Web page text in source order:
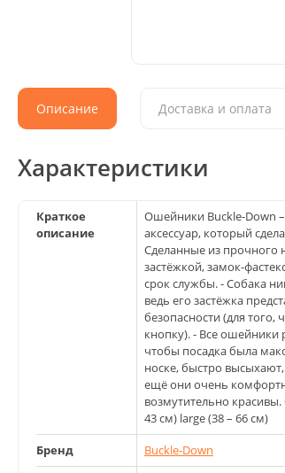
Описание Доставка и оплата
Характеристики
Краткое
описание
Ошейники Buckle-Down
аксессуар, который
Сделанные из прочного
застёжкой, замок-
срок службы. - Собака
ведь его застёжка
безопасности (для
кнопку). - Все ошейники
чтобы посадка была
носке, быстро
ещё они очень
возмутительно
43 см) large (38 – 66 см)
Бренд
Buckle-Down